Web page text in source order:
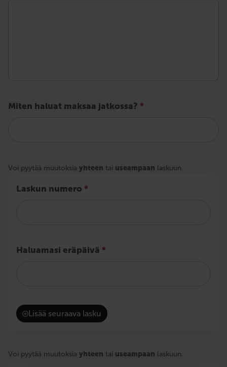
Miten haluat maksaa jatkossa? *
Voi pyytää muutoksia yhteen tai useampaan laskuun.
Laskun numero *
Haluamasi eräpäivä *
Lisää seuraava lasku
Voi pyytää muutoksia yhteen tai useampaan laskuun.